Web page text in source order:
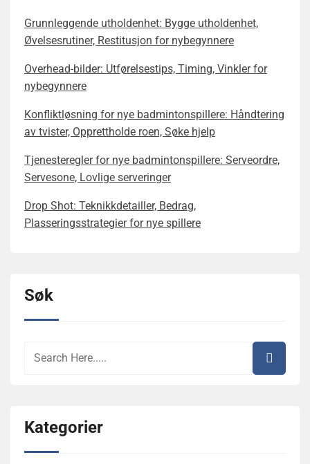
Grunnleggende utholdenhet: Bygge utholdenhet,
Øvelsesrutiner, Restitusjon for nybegynnere
Overhead-bilder: Utførelsestips, Timing, Vinkler for
nybegynnere
Konfliktløsning for nye badmintonspillere: Håndtering
av tvister, Opprettholde roen, Søke hjelp
Tjenesteregler for nye badmintonspillere: Serveordre,
Servesone, Lovlige serveringer
Drop Shot: Teknikkdetailler, Bedrag,
Plasseringsstrategier for nye spillere
Søk
Kategorier